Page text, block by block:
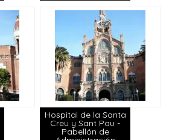
Hospital de la Santa
Creu y Sant Pau -
Pabellón de